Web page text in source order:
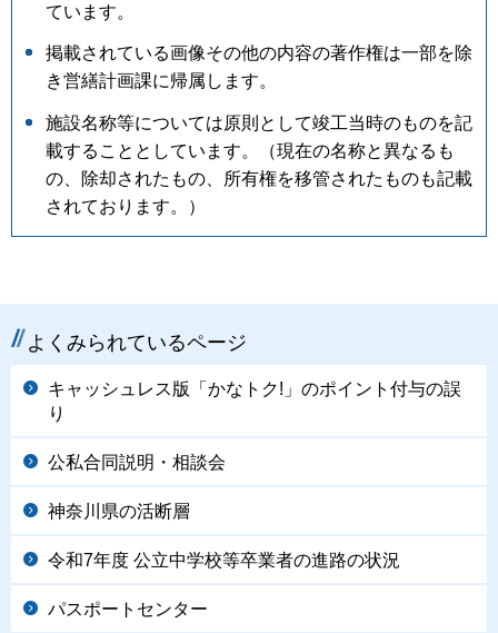
ています。
掲載されている画像その他の内容の著作権は一部を除
き営繕計画課に帰属します。
施設名称等については原則として竣工当時のものを記
載することとしています。（現在の名称と異なるも
の、除却されたもの、所有権を移管されたものも記載
されております。）
よくみられているページ
キャッシュレス版「かなトク!」のポイント付与の誤
り
公私合同説明・相談会
神奈川県の活断層
令和7年度 公立中学校等卒業者の進路の状況
パスポートセンター